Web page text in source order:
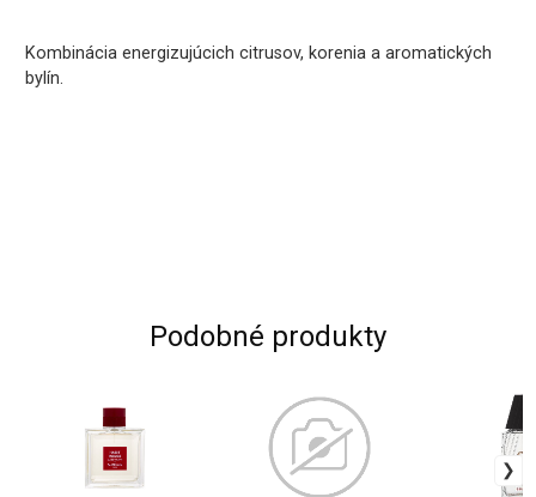
Kombinácia energizujúcich citrusov, korenia a aromatických
bylín.
Podobné produkty